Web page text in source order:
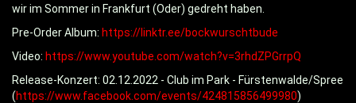
wir im Sommer in Frankfurt (Oder) gedreht haben.
Pre-Order Album: https://linktr.ee/bockwurschtbude
Video: https://www.youtube.com/watch?v=3rhdZPGrrpQ
Release-Konzert: 02.12.2022 - Club im Park - Fürstenwalde/Spree
(https://www.facebook.com/events/424815856499980)